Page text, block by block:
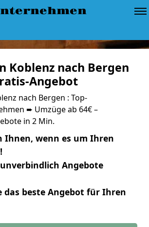
Koblenz nach Bergen
Angebot
nach Bergen : Top-
➨ Umzüge ab 64€ –
in 2 Min.
Ihnen, wenn es um Ihren
Angebote
das beste Angebot für Ihren